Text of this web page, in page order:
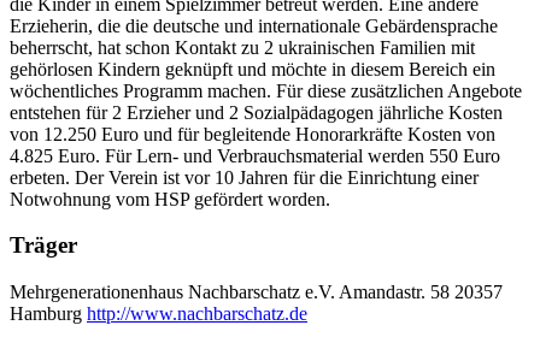
Erzieherin, die die deutsche und internationale Gebärdensprache
beherrscht, hat schon Kontakt zu 2 ukrainischen Familien mit
gehörlosen Kindern geknüpft und möchte in diesem Bereich ein
wöchentliches Programm machen. Für diese zusätzlichen Angebote
entstehen für 2 Erzieher und 2 Sozialpädagogen jährliche Kosten
von 12.250 Euro und für begleitende Honorarkräfte Kosten von
4.825 Euro. Für Lern- und Verbrauchsmaterial werden 550 Euro
erbeten. Der Verein ist vor 10 Jahren für die Einrichtung einer
Notwohnung vom HSP gefördert worden.
Träger
Mehrgenerationenhaus Nachbarschatz e.V. Amandastr. 58 20357
Hamburg http://www.nachbarschatz.de